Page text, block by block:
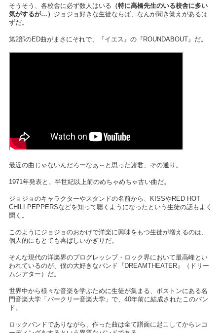
そうそう、各校舎に必ず数人はいる （特に高橋先生のいる校舎に多い
気がするが…） ジョジョ好きな生徒ならば、なんか聞き覚えがあるは
ずだ。
第2部のED曲がまさにそれで、『イエス』の『ROUNDABOUT』だ。
最近の曲じゃないんだろーなぁ～と思った諸君、その通り。
1971年発表と、半世紀以上前のめちゃめちゃ古い曲だ。
ジョジョのキャラクターやスタンドの名前から、KISSやRED HOT
CHILI PEPPERSなどを知って聴くようになったという生徒の話もよく
聞く。
このようにジョジョのおかげで洋楽に興味をもつ生徒が増えるのは、
個人的にもとても喜ばしいかぎりだ。
そんな現代の洋楽界のプログレッシブ・ロック界において最高峰とい
われているのが、僕の大好きなバンド『DREAMTHEATER』（ドリー
ムシアター）だ。
世界中から様々な音楽を学ぶために生徒が集まる、ボストンにある名
門音楽大学「バークリー音楽大学」で、40年前に結成されたこのバン
ド。
ロックバンドでありながら、作った曲は全て譜面に起こしてからレコ